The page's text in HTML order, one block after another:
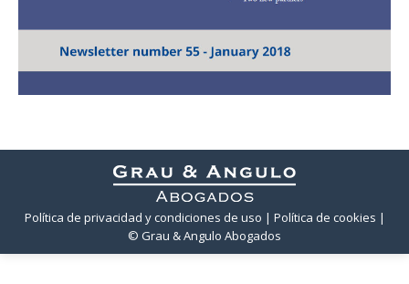
Política de privacidad y condiciones de uso | Política de cookies |
© Grau & Angulo Abogados